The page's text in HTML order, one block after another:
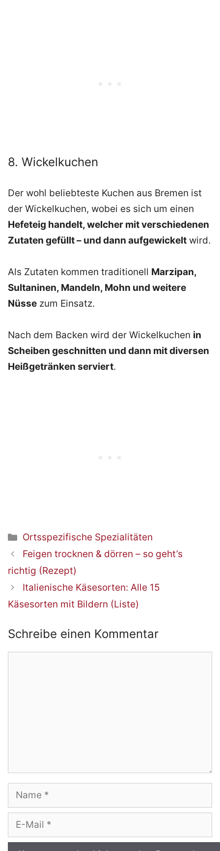
8. Wickelkuchen
Der wohl beliebteste Kuchen aus Bremen ist
der Wickelkuchen, wobei es sich um einen
Hefeteig handelt, welcher mit verschiedenen
Zutaten gefüllt – und dann aufgewickelt wird.
Als Zutaten kommen traditionell Marzipan,
Sultaninen, Mandeln, Mohn und weitere
Nüsse zum Einsatz.
Nach dem Backen wird der Wickelkuchen in
Scheiben geschnitten und dann mit diversen
Heißgetränken serviert.
Kategorien
Ortsspezifische Spezialitäten
Beitrags-
Navigation
Feigen trocknen & dörren – so geht’s
richtig (Rezept)
Italienische Käsesorten: Alle 15
Käsesorten mit Bildern (Liste)
Schreibe einen Kommentar
Name
E-
Mail